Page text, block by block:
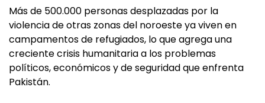
Más de 500.000 personas desplazadas por la
violencia de otras zonas del noroeste ya viven en
campamentos de refugiados, lo que agrega una
creciente crisis humanitaria a los problemas
políticos, económicos y de seguridad que enfrenta
Pakistán.